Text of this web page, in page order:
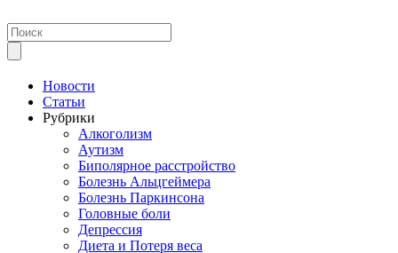
Новости
Статьи
Рубрики
Алкоголизм
Аутизм
Биполярное расстройство
Болезнь Альцгеймера
Болезнь Паркинсона
Головные боли
Депрессия
Диета и Потеря веса